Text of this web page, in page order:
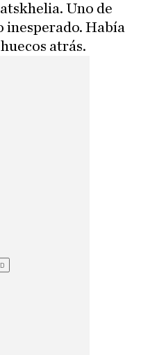
Uno de
inesperado. Había
atrás.